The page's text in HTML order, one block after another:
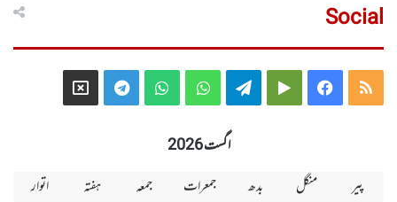
Social
RSS
Facebook
Google
Telegram
WhatsApp
WhatsApp
Telegram
X
اگست 2026
پیر
منگل بدھ جمعرات جمعہ ہفتہ
اتوار